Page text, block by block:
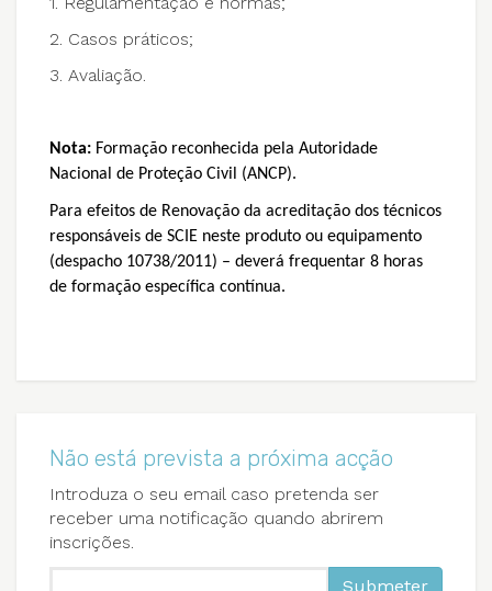
2. Casos práticos;
3. Avaliação.
Nota: Formação reconhecida pela Autoridade
Nacional de Proteção Civil (ANCP).
Para efeitos de Renovação da acreditação dos técnicos
responsáveis de SCIE neste produto ou equipamento
(despacho 10738/2011) – deverá frequentar 8 horas
de formação específica contínua.
Não está prevista a próxima acção
Introduza o seu email caso pretenda ser
receber uma notificação quando abrirem
inscrições.
Submeter